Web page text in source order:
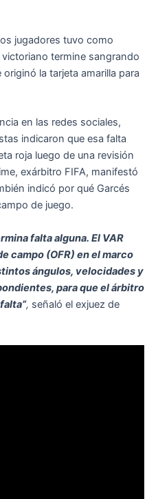
jugadores tuvo como
termine sangrando
la tarjeta amarilla para
en las redes sociales,
indicaron que esa falta
roja luego de una revisión
exárbitro FIFA, manifestó
indicó por qué Garcés
de juego.
falta alguna. El VAR
campo (OFR) en el marco
ángulos, velocidades y
para que el árbitro
, señaló el exjuez de